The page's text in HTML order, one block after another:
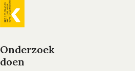
Algemene
Voet
Onderzoek
doen